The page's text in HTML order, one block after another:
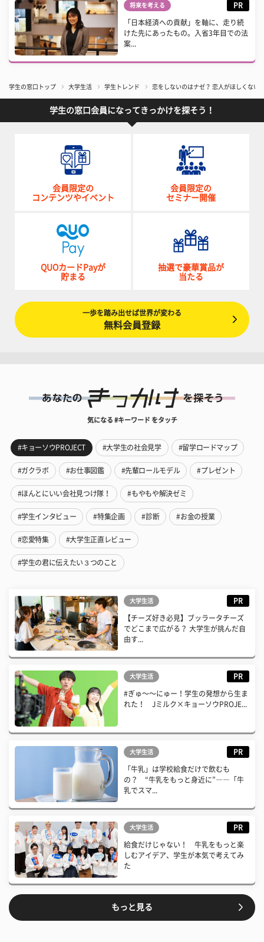
将来を考える PR
「日本経済への貢献」を軸に、走り続
けた先にあったもの。入省3年目での法
案...
学生の窓口トップ 大学生活 学生トレンド 恋をしないのはナゼ？ 恋人がほしくない
学生の窓口会員になってきっかけを探そう！
会員限定の
コンテンツやイベント
会員限定の
セミナー開催
QUOカードPayが
貯まる
抽選で豪華賞品が
当たる
一歩を踏み出せば世界が変わる
無料会員登録
気になる #キーワード をタッチ
#キョーソウPROJECT #大学生の社会見学 #留学ロードマップ
#ガクラボ #お仕事図鑑 #先輩ロールモデル #プレゼント
#ほんとにいい会社見つけ隊！ #もやもや解決ゼミ
#学生インタビュー #特集企画 #診断 #お金の授業
#恋愛特集 #大学生正直レビュー
#学生の君に伝えたい３つのこと
大学生活 PR
【チーズ好き必見】ブッラータチーズ
でどこまで広がる？ 大学生が挑んだ自
由す...
大学生活 PR
#ぎゅ〜〜にゅー！学生の発想から生ま
れた！ Jミルク×キョーソウPROJE...
大学生活 PR
「牛乳」は学校給食だけで飲むも
の？ “牛乳をもっと身近に”――「牛
乳でスマ...
大学生活 PR
給食だけじゃない！ 牛乳をもっと楽
しむアイデア、学生が本気で考えてみ
た
もっと見る